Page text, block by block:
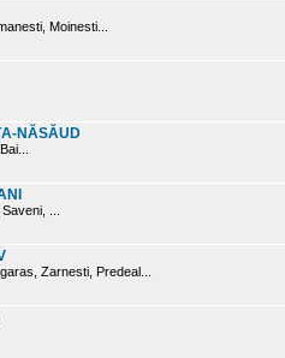
Moinesti...
NĂSĂUD
...
Zarnesti, Predeal...